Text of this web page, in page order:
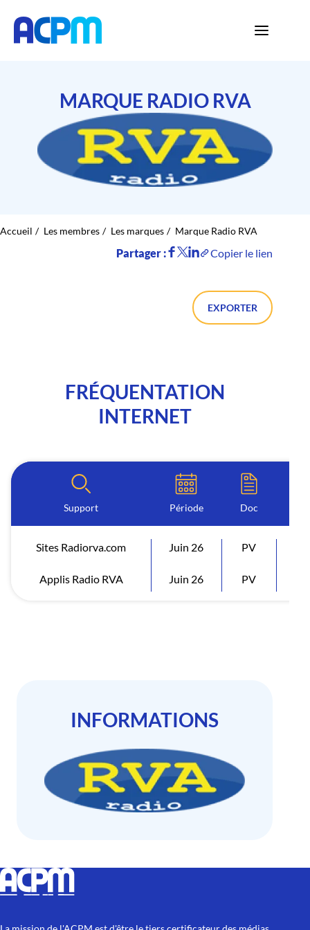
MARQUE RADIO RVA
Accueil Les membres Les marques Marque Radio RVA
Partager : Copier le lien
EXPORTER
FRÉQUENTATION
INTERNET
Support Période Doc
Sites Radiorva.com Juin 26 PV
Applis Radio RVA Juin 26 PV
INFORMATIONS